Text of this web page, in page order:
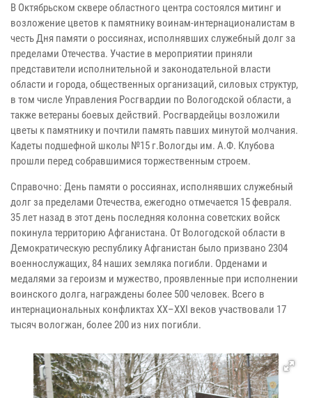
В Октябрьском сквере областного центра состоялся митинг и
возложение цветов к памятнику воинам-интернационалистам в
честь Дня памяти о россиянах, исполнявших служебный долг за
пределами Отечества. Участие в мероприятии приняли
представители исполнительной и законодательной власти
области и города, общественных организаций, силовых структур,
в том числе Управления Росгвардии по Вологодской области, а
также ветераны боевых действий. Росгвардейцы возложили
цветы к памятнику и почтили память павших минутой молчания.
Кадеты подшефной школы №15 г.Вологды им. А.Ф. Клубова
прошли перед собравшимися торжественным строем.
Справочно: День памяти о россиянах, исполнявших служебный
долг за пределами Отечества, ежегодно отмечается 15 февраля.
35 лет назад в этот день последняя колонна советских войск
покинула территорию Афганистана. От Вологодской области в
Демократическую республику Афганистан было призвано 2304
военнослужащих, 84 наших земляка погибли. Орденами и
медалями за героизм и мужество, проявленные при исполнении
воинского долга, награждены более 500 человек. Всего в
интернациональных конфликтах XX–XXI веков участвовали 17
тысяч вологжан, более 200 из них погибли.